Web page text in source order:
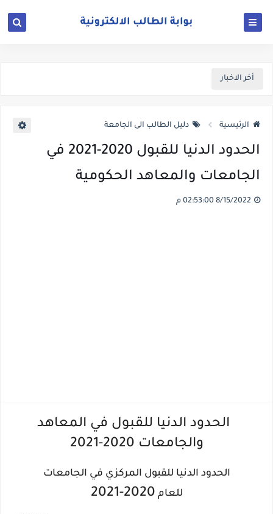
أخر الاخبار
الرئيسية دليل الطالب الى الجامعة
الحدود الدنيا للقبول 2020-2021 في
الجامعات والمعاهد الحكومية
الحدود الدنيا للقبول في المعاهد
والجامعات 2020-2021
الحدود الدنيا للقبول المركزي في الجامعات
للعام 2020-2021